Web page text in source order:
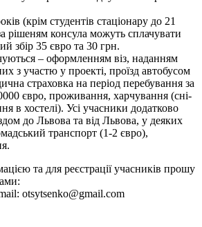
(крім студентів стаціонару до 21
рішеням консула можуть сплачувати
збір 35 євро та 30 грн.
– оформленням віз, наданням
з участю у проекті, проїзд автобусом
страховка на період перебування за
євро, проживання, харчування (сні­
в хостелі). Усі учасники додатково
до Львова та від Львова, у де­яких
транспорт (1-2 євро),
та для реєстрації учасників прошу
otsytsenko@gmail.com